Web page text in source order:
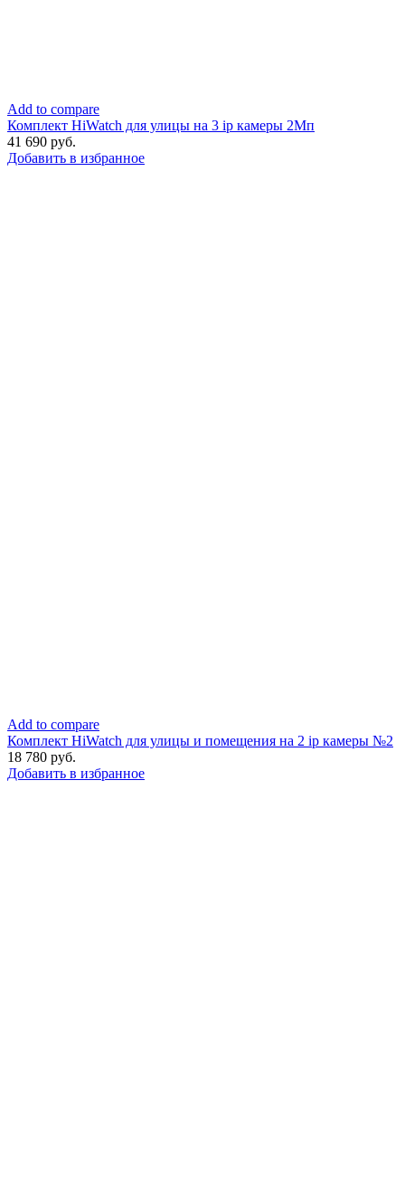
Add to compare
Комплект HiWatch для улицы на 3 ip камеры 2Мп
41 690 руб.
Добавить в избранное
Add to compare
Комплект HiWatch для улицы и помещения на 2 ip камеры №2
18 780 руб.
Добавить в избранное